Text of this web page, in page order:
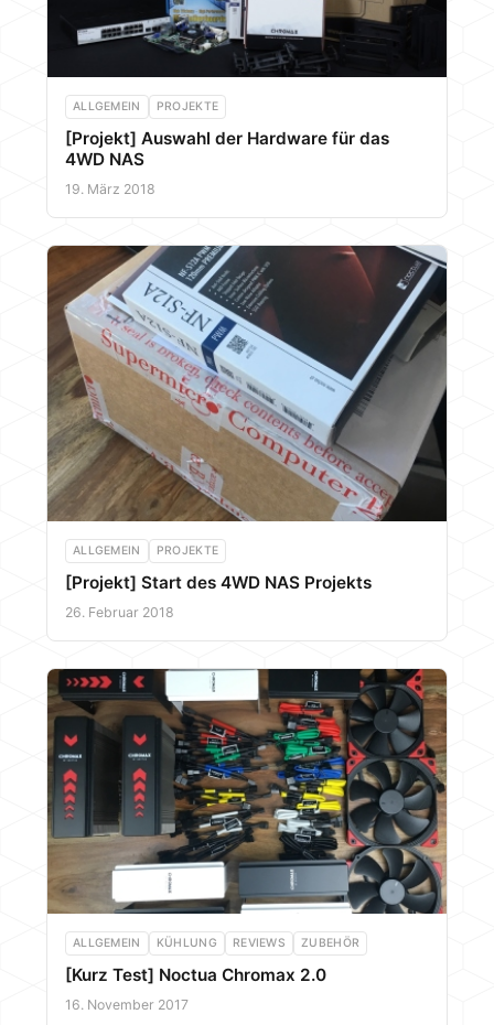
ALLGEMEIN PROJEKTE
[Projekt] Auswahl der Hardware für das
4WD NAS
19. März 2018
ALLGEMEIN PROJEKTE
[Projekt] Start des 4WD NAS Projekts
26. Februar 2018
ALLGEMEIN KÜHLUNG REVIEWS ZUBEHÖR
[Kurz Test] Noctua Chromax 2.0
16. November 2017